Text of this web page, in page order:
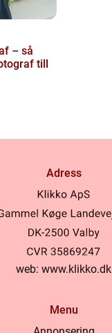
– så
till
Adress
web: www.klikko.dk
Menu